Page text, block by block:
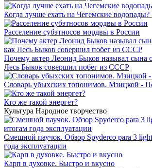
Когда лучше ехать на Чегемские
Расселение субэтносов мордвы в России
Почему актер Леонид Быков называл сына
Лесь Быков совершил побег из СССР
Словарь убыхских топонимов. Мзицкой -
Кто же такой энергет?
Культура Народное творчество
Смешной паучок. Обзор Spyderco para 3
года эксплуатации
Карп в духовке. Быстро и вкусно